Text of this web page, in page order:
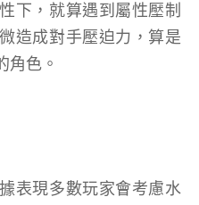
下，就算遇到屬性壓制
造成對手壓迫力，算是
角色。
表現多數玩家會考慮水